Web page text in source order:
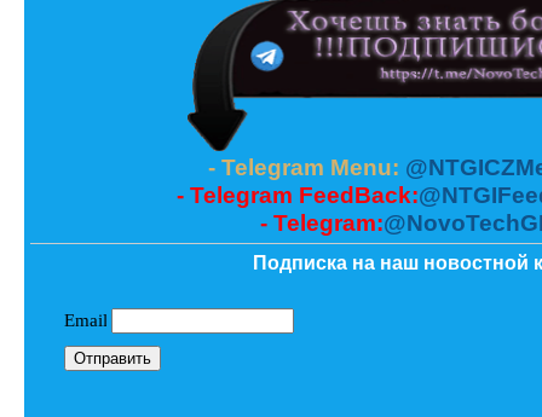
- Telegram Menu:
- Telegram FeedBack:
- Telegram:
Подписка на наш новостной